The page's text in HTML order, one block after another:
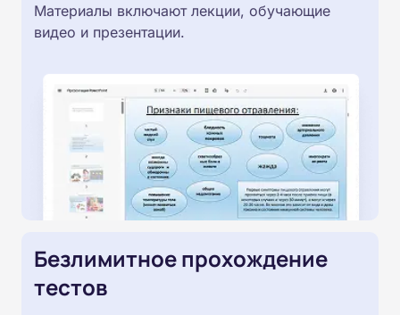
Материалы включают лекции, обучающие
видео и презентации.
Безлимитное прохождение
тестов